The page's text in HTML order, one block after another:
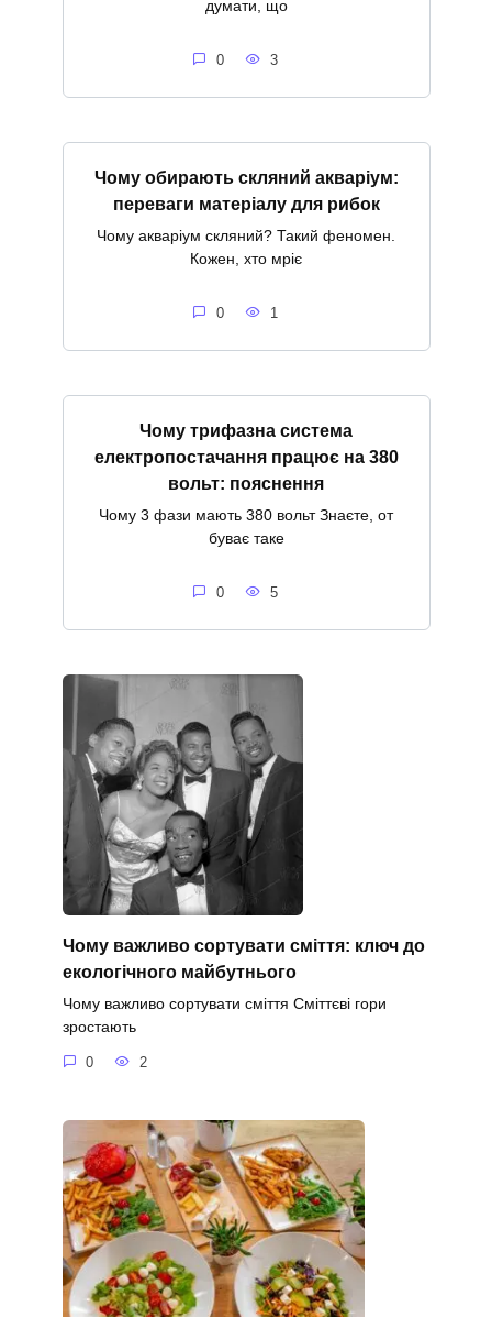
думати, що
0 3
Чому обирають скляний акваріум:
переваги матеріалу для рибок
Чому акваріум скляний? Такий феномен.
Кожен, хто мріє
0 1
Чому трифазна система
електропостачання працює на 380
вольт: пояснення
Чому 3 фази мають 380 вольт Знаєте, от
буває таке
0 5
Чому важливо сортувати сміття: ключ до
екологічного майбутнього
Чому важливо сортувати сміття Сміттєві гори
зростають
0 2